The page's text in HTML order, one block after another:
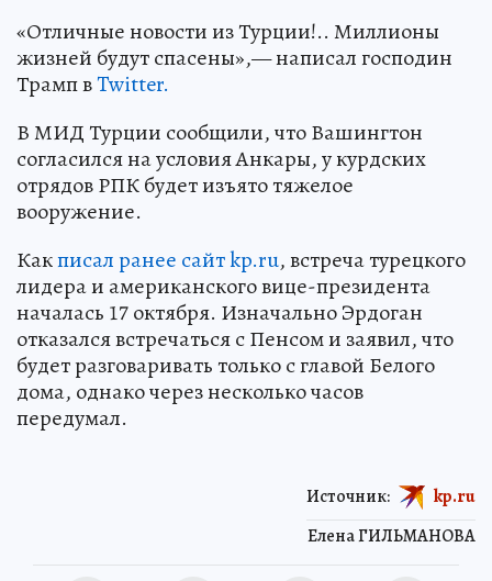
«Отличные новости из Турции!.. Миллионы
жизней будут спасены»,— написал господин
Трамп вTwitter.
В МИД Турции сообщили, что Вашингтон
согласился на условия Анкары, у курдских
отрядов РПК будет изъято тяжелое
вооружение.
Какписал ранее сайт kp.ru, встреча турецкого
лидера и американского вице-президента
началась 17 октября. Изначально Эрдоган
отказался встречаться с Пенсом и заявил, что
будет разговаривать только с главой Белого
дома, однако через несколько часов
передумал.
Елена ГИЛЬМАНОВА
Источник: kp.ru